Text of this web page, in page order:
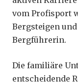
vom Profisport
Bergsteigen
Bergführerin.
Die familiäre
entscheidende